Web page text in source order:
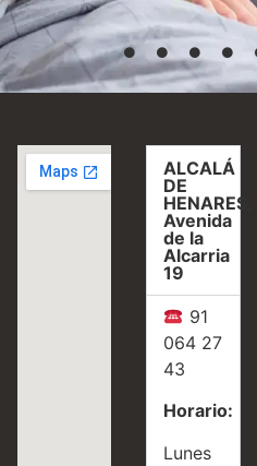
ALCALÁ
DE
HENARES,
Avenida
de la
Alcarria
19
91
064 27
43
Horario:
Lunes